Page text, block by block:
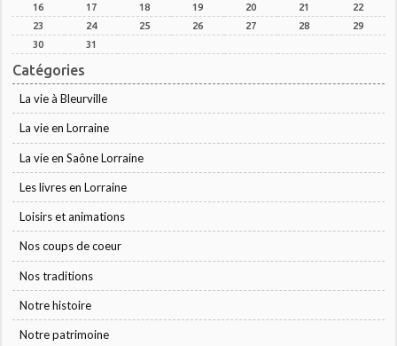
16
17 18 19 20 21
22
23
24 25 26 27 28
29
30
31
Catégories
La vie à Bleurville
La vie en Lorraine
La vie en Saône Lorraine
Les livres en Lorraine
Loisirs et animations
Nos coups de coeur
Nos traditions
Notre histoire
Notre patrimoine